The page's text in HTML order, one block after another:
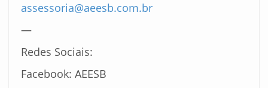
assessoria@aeesb.com.br
—
Redes Sociais:
Facebook: AEESB